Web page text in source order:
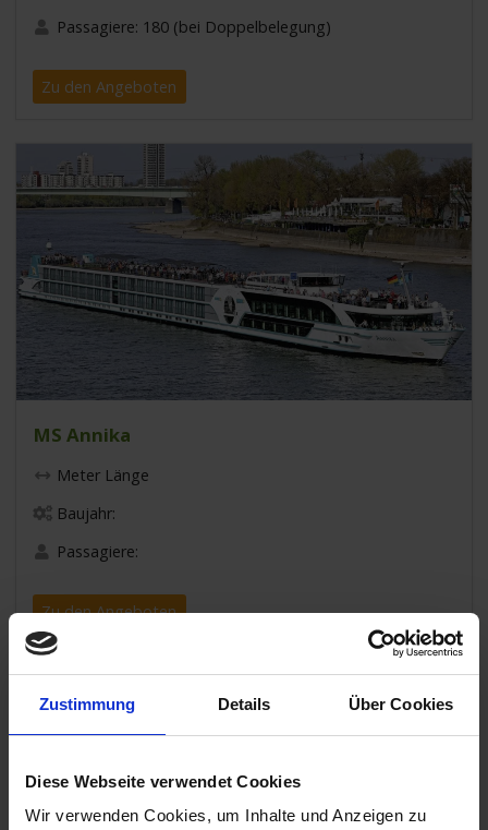
Zustimmung Details Über Cookies
Diese Webseite verwendet Cookies
Wir verwenden Cookies, um Inhalte und Anzeigen zu
Passagiere: 180 (bei Doppelbelegung)
Zu den Angeboten
MS Annika
Meter Länge
Baujahr:
Passagiere:
Zu den Angeboten